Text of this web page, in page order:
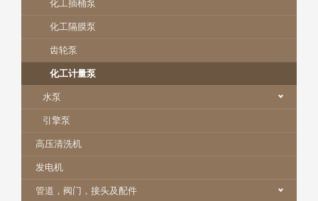
化工插桶泵
化工隔膜泵
齿轮泵
化工计量泵
水泵
引擎泵
高压清洗机
发电机
管道，阀门，接头及配件